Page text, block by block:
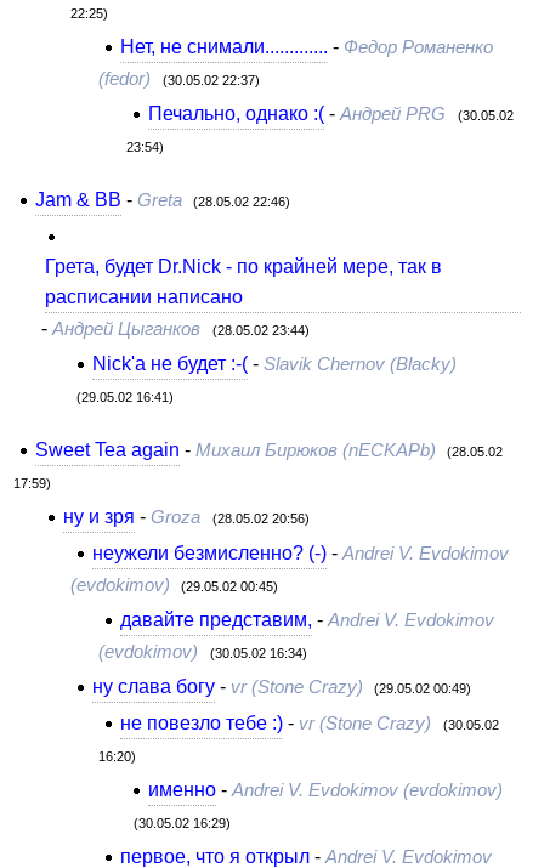
22:25)
Нет, не снимали............. - Федор Романенко
(fedor)
(30.05.02 22:37)
Печально, однако :( -Андрей PRG (30.05.02
23:54)
Jam & BB - Greta (28.05.02 22:46)
Грета, будет Dr.Nick - по крайней мере, так в
расписании написано
-Андрей Цыганков (28.05.02 23:44)
Nick'a не будет :-(- Slavik Chernov (Blacky)
(29.05.02 16:41)
Sweet Tea again - Михаил Бирюков (nECKAPb) (28.05.02
17:59)
ну и зря -Groza (28.05.02 20:56)
неужели безмисленно? (-)- Andrei V. Evdokimov
(evdokimov)
(29.05.02 00:45)
давайте представим, - Andrei V. Evdokimov
(evdokimov)
(30.05.02 16:34)
ну слава богу- vr (Stone Crazy) (29.05.02 00:49)
не повезло тебе :)- vr (Stone Crazy) (30.05.02
16:20)
именно -Andrei V. Evdokimov (evdokimov)
(30.05.02 16:29)
первое, что я открыл- Andrei V. Evdokimov